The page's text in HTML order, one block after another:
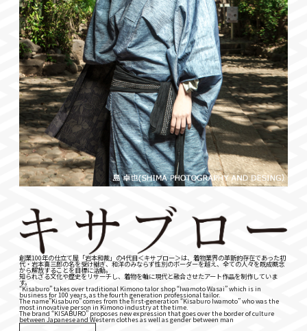
創業100年の仕立て屋「岩本和裁」の4代目＜キサブロー＞は、着物業界の革新的存在であった初
代・岩本喜三郎の名を受け継ぎ、和洋のみならず性別のボーダーを越え、全ての人々を既成概念
から解放することを目標に活動。
知られざる文化や歴史をリサーチし、着物を軸に現代と融合させたアート作品を制作していま
す。
“Kisaburo” takes over traditional Kimono talor shop “Iwamoto Wasai” which is in
business for 100 years, as the fourth generation professional tailor.
The name”Kisaburo” comes from the first-generation “Kisaburo Iwamoto” who was the
most innovative person in Kimono industry at the time.
The brand “KISABURO” proposes new expression that goes over the border of culture
between Japanese and Western clothes as well as gender between man